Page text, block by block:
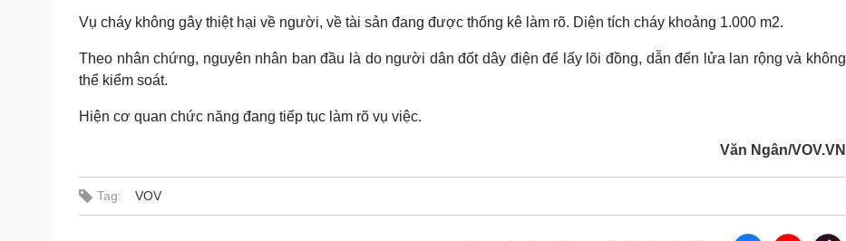
Vụ cháy không gây thiệt hại về người, về tài sản đang được thống kê làm rõ. Diện tích cháy khoảng 1.000 m2.
Theo nhân chứng, nguyên nhân ban đầu là do người dân đốt dây điện để lấy lõi đồng, dẫn đến lửa lan rộng và không
thể kiểm soát.
Hiện cơ quan chức năng đang tiếp tục làm rõ vụ việc.
Văn Ngân/VOV.VN
Tag: VOV